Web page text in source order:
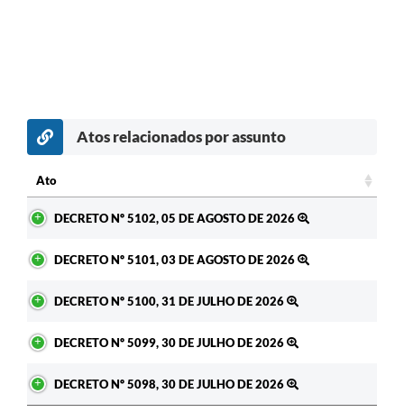
Atos relacionados por assunto
Ato
DECRETO Nº 5102, 05 DE AGOSTO DE 2026
DECRETO Nº 5101, 03 DE AGOSTO DE 2026
DECRETO Nº 5100, 31 DE JULHO DE 2026
DECRETO Nº 5099, 30 DE JULHO DE 2026
DECRETO Nº 5098, 30 DE JULHO DE 2026